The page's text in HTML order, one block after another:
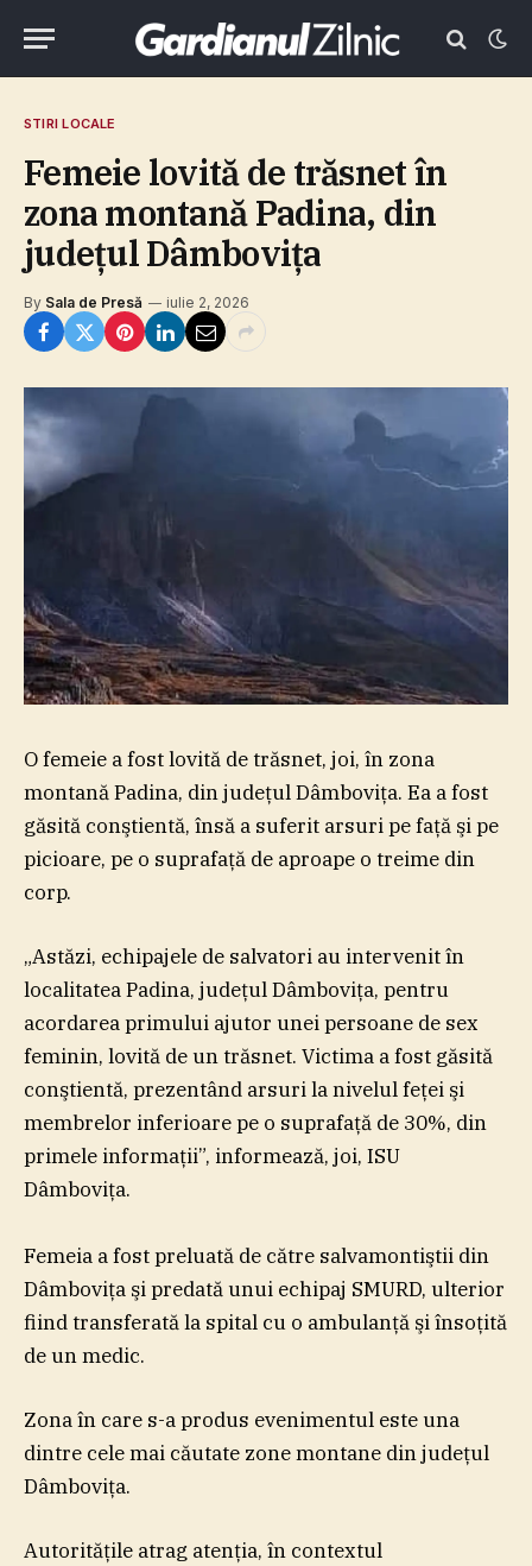
STIRI LOCALE
Femeie lovită de trăsnet în
zona montană Padina, din
judeţul Dâmboviţa
By Sala de Presă iulie 2, 2026
O femeie a fost lovită de trăsnet, joi, în zona
montană Padina, din judeţul Dâmboviţa. Ea a fost
găsită conştientă, însă a suferit arsuri pe faţă şi pe
picioare, pe o suprafaţă de aproape o treime din
corp.
„Astăzi, echipajele de salvatori au intervenit în
localitatea Padina, judeţul Dâmboviţa, pentru
acordarea primului ajutor unei persoane de sex
feminin, lovită de un trăsnet. Victima a fost găsită
conştientă, prezentând arsuri la nivelul feţei şi
membrelor inferioare pe o suprafaţă de 30%, din
primele informaţii”, informează, joi, ISU
Dâmboviţa.
Femeia a fost preluată de către salvamontiştii din
Dâmboviţa şi predată unui echipaj SMURD, ulterior
fiind transferată la spital cu o ambulanţă şi însoţită
de un medic.
Zona în care s-a produs evenimentul este una
dintre cele mai căutate zone montane din judeţul
Dâmboviţa.
Autorităţile atrag atenţia, în contextul